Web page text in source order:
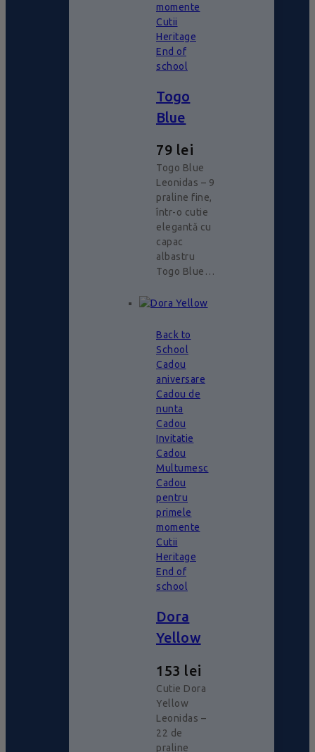
momente
Cutii
Heritage
End of
school
Togo
Blue
79 lei
Togo Blue
Leonidas – 9
praline fine,
într-o cutie
elegantă cu
capac
albastru
Togo Blue…
Back to
School
Cadou
aniversare
Cadou de
nunta
Cadou
Invitatie
Cadou
Multumesc
Cadou
pentru
primele
momente
Cutii
Heritage
End of
school
Dora
Yellow
153 lei
Cutie Dora
Yellow
Leonidas –
22 de
praline